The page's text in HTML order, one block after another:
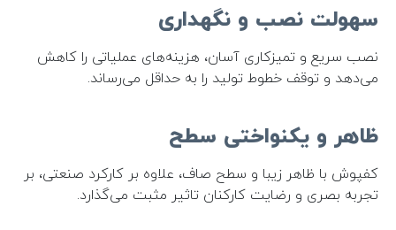
سهولت نصب و نگهداری
نصب سریع و تمیزکاری آسان، هزینه‌های عملیاتی را کاهش
می‌دهد و توقف خطوط تولید را به حداقل می‌رساند.
ظاهر و یکنواختی سطح
کفپوش با ظاهر زیبا و سطح صاف، علاوه بر کارکرد صنعتی، بر
تجربه بصری و رضایت کارکنان تاثیر مثبت می‌گذارد.